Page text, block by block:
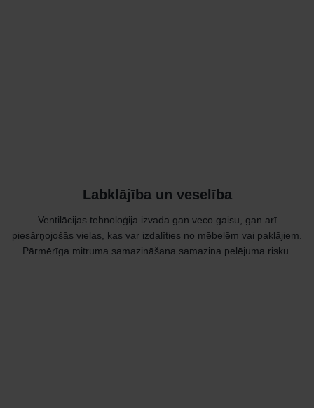
Labklājība un veselība
Ventilācijas tehnoloģija izvada gan veco gaisu, gan arī
piesārņojošās vielas, kas var izdalīties no mēbelēm vai paklājiem.
Pārmērīga mitruma samazināšana samazina pelējuma risku.